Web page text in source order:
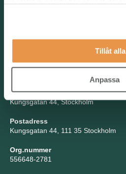
Tillåt alla
Anpassa
Boka möte
Besöksadress
Kungsgatan 44, Stockholm
Postadress
Kungsgatan 44, 111 35 Stockholm
Org.nummer
556648-2781